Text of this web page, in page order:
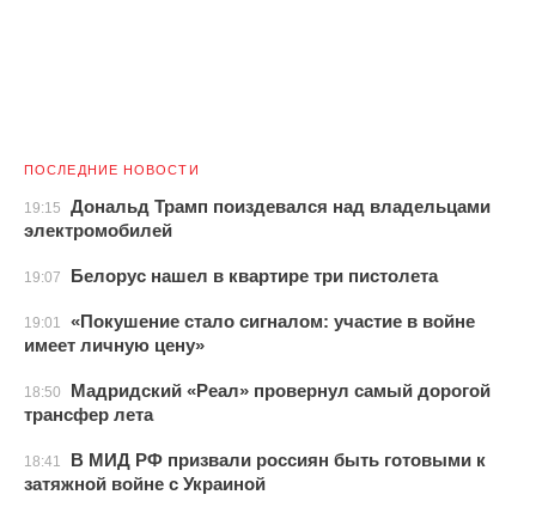
ПОСЛЕДНИЕ НОВОСТИ
19:15
Дональд Трамп поиздевался над владельцами
электромобилей
19:07 Белорус нашел в квартире три пистолета
19:01
«Покушение стало сигналом: участие в войне
имеет личную цену»
18:50
Мадридский «Реал» провернул самый дорогой
трансфер лета
18:41
В МИД РФ призвали россиян быть готовыми к
затяжной войне с Украиной